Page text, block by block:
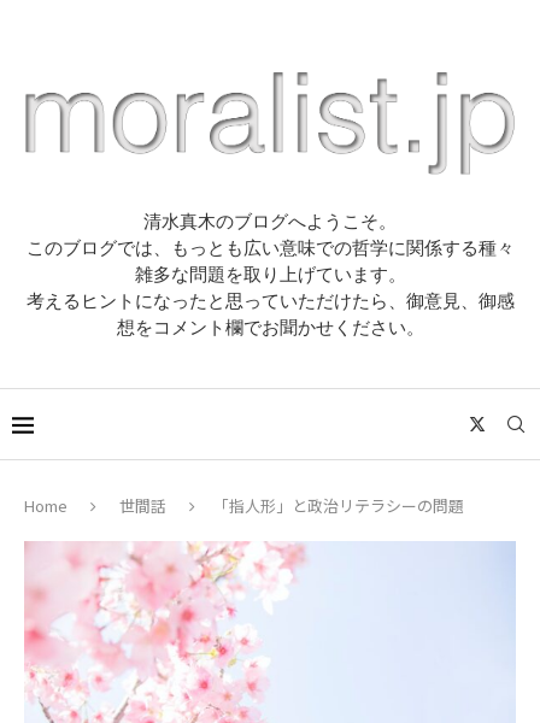
清水真木のブログへようこそ。
このブログでは、もっとも広い意味での哲学に関係する種々
雑多な問題を取り上げています。
考えるヒントになったと思っていただけたら、御意見、御感
想をコメント欄でお聞かせください。
Home 世間話 「指人形」と政治リテラシーの問題